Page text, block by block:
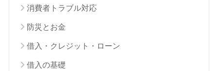
消費者トラブル対応
防災とお金
借入・クレジット・ローン
借入の基礎